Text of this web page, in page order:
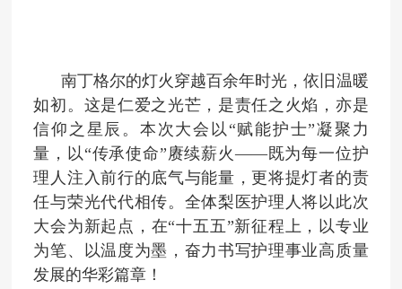
南丁格尔的灯火穿越百余年时光，依旧温暖
如初。这是仁爱之光芒，是责任之火焰，亦是
信仰之星辰。本次大会以“赋能护士”凝聚力
量，以“传承使命”赓续薪火——既为每一位护
理人注入前行的底气与能量，更将提灯者的责
任与荣光代代相传。全体梨医护理人将以此次
大会为新起点，在“十五五”新征程上，以专业
为笔、以温度为墨，奋力书写护理事业高质量
发展的华彩篇章！